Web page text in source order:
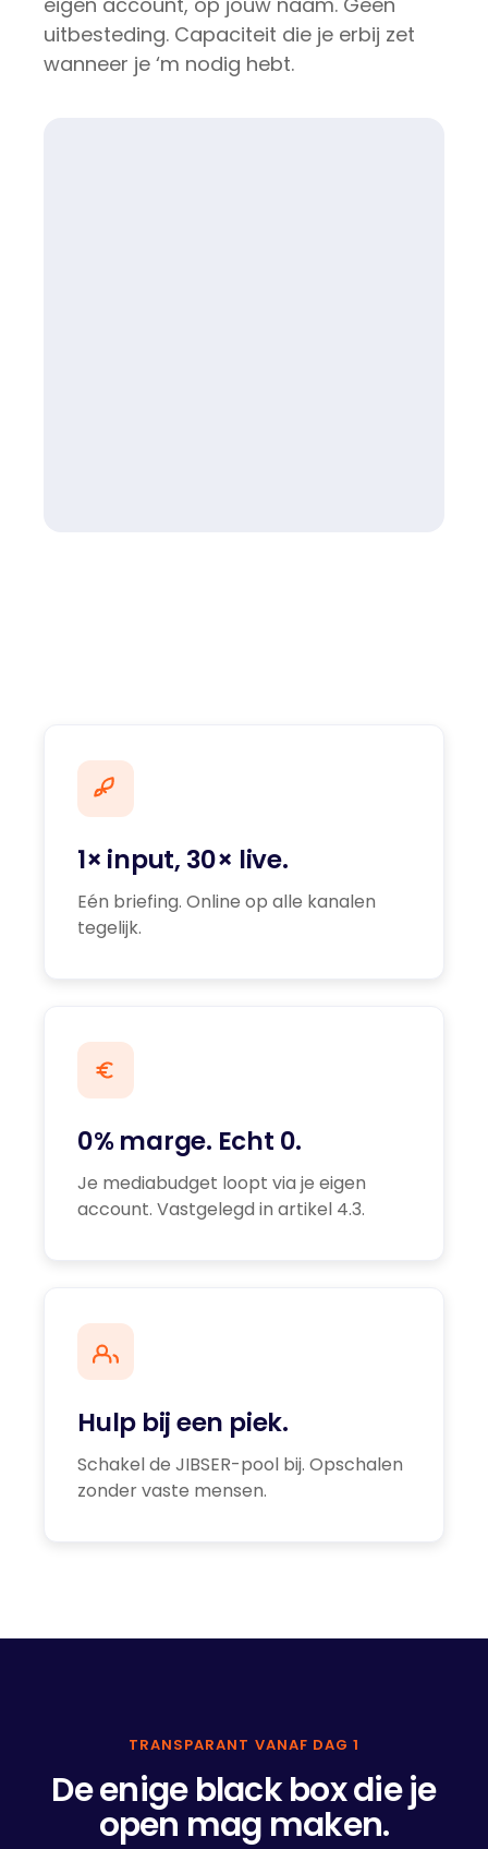
uitbesteding. Capaciteit die je erbij zet
wanneer je ‘m nodig hebt.
1× input, 30× live.
Eén briefing. Online op alle kanalen
tegelijk.
0% marge. Echt 0.
Je mediabudget loopt via je eigen
account. Vastgelegd in artikel 4.3.
Hulp bij een piek.
Schakel de JIBSER-pool bij. Opschalen
zonder vaste mensen.
TRANSPARANT VANAF DAG 1
De enige black box die je
open mag maken.